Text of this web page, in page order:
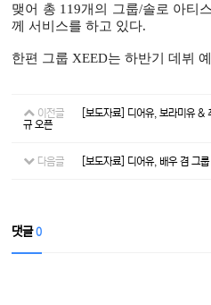
맺어 총 119개의 그룹/솔로 아티
께 서비스를 하고 있다.
한편 그룹 XEED는 하반기 데뷔
이전글
[보도자료] 디어유, 보라미유 &
규 오픈
다음글
[보도자료] 디어유, 배우 겸 그
댓글0